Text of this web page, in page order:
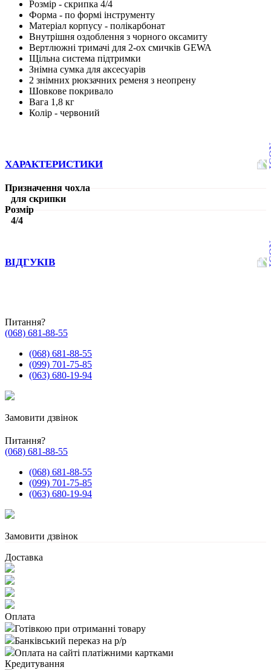
Розмір - скрипка 4/4
Форма - по формі інструменту
Матеріал корпусу - полікарбонат
Внутрішня оздоблення з чорного оксамиту
Вертлюжні тримачі для 2-ох смичків GEWA
Щільна система підтримки
Знімна сумка для аксесуарів
2 знімних рюкзачних ременя з неопрену
Шовкове покривало
Вага 1,8 кг
Колір - червоний
ХАРАКТЕРИСТИКИ
Призначення чохла
для скрипки
Розмір
4/4
ВІДГУКІВ
Питання?
(068) 681-88-55
(068) 681-88-55
(099) 701-75-85
(063) 680-19-94
Замовити дзвінок
Питання?
(068) 681-88-55
(068) 681-88-55
(099) 701-75-85
(063) 680-19-94
Замовити дзвінок
Доставка
Оплата
Готівкою при отриманні товару
Банківський переказ на р/р
Оплата на сайті платіжними картками
Кредитування